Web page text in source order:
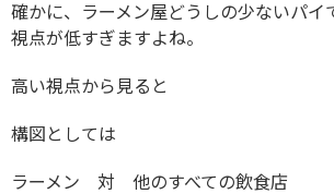
確かに、ラーメン屋どうしの少ないパイ
視点が低すぎますよね。
高い視点から見ると
構図としては
ラーメン 対 他のすべての飲食店